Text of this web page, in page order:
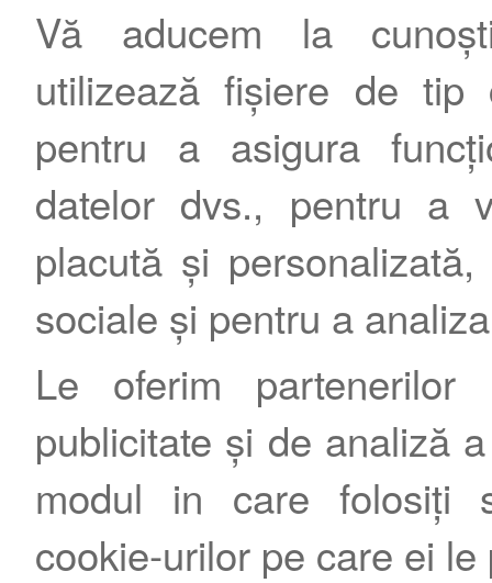
Vă aducem la
utilizează fișiere de tip
pentru a asigura
datelor dvs., pentru a
placută și
sociale și pentru a
Le oferim
publicitate și de analiză
modul in care folosiți
cookie-urilor pe care ei le